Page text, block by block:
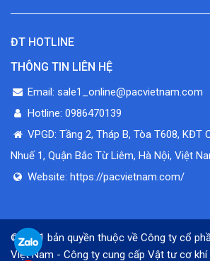
ĐT HOTLINE
THÔNG TIN LIÊN HỆ
Email: sale1_online@pacvietnam.com
Hotline: 0986470139
VPGD: Tầng 2, Tháp B, Tòa T608, KĐT
Nhuế 1, Quận Bắc Từ Liêm, Hà Nội, Việt
Website: https://pacvietnam.com/
© 2021 bản quyền thuộc về Công ty cổ
Việt Nam - Công ty cung cấp Vật tư cơ